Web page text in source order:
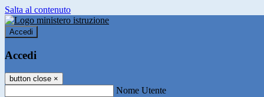
Salta al contenuto
Accedi
Accedi
button close ×
Nome Utente